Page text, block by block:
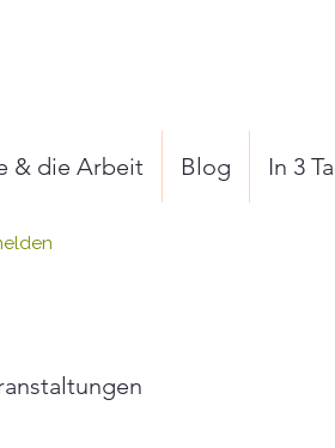
& die Arbeit Blog In 3